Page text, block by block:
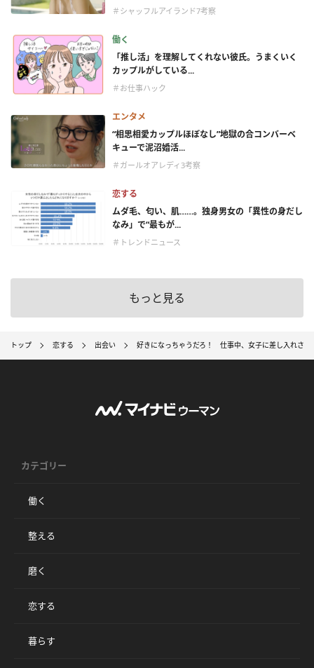
＃シャッフルアイランド7考察
働く
「推し活」を理解してくれない彼氏。うまくいく
カップルがしている...
＃お仕事ハック
エンタメ
“相思相愛カップルほぼなし”地獄の合コンバーベ
キューで泥沼婚活...
＃ガールオアレディ3考察
恋する
ムダ毛、匂い、肌……。独身男女の「異性の身だし
なみ」で“最もが...
＃トレンドニュース
もっと見る
トップ 恋する 出会い 好きになっちゃうだろ！ 仕事中、女子に差し入れされ
カテゴリー
働く
整える
磨く
恋する
暮らす